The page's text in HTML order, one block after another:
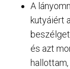
A
kutyáiért
és azt